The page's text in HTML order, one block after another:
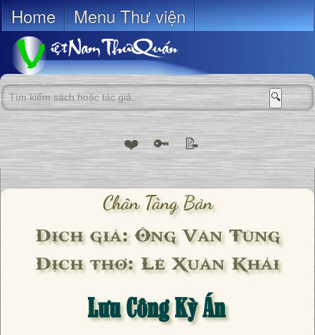
Home Menu Thư viện
🔍
❤️ 🔑 📝
Chân Tàng Bản
Dịch giả: Ông Văn Tùng
Dịch thơ: Lê Xuân Khải
Lưu Công Kỳ Án